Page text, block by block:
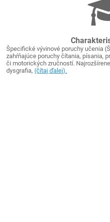
Špecifické vývinové poruchy učenia
zahŕňajúce poruchy čítania, písania,
či motorických zručností.
dysgrafia,(čítaj ďalej).